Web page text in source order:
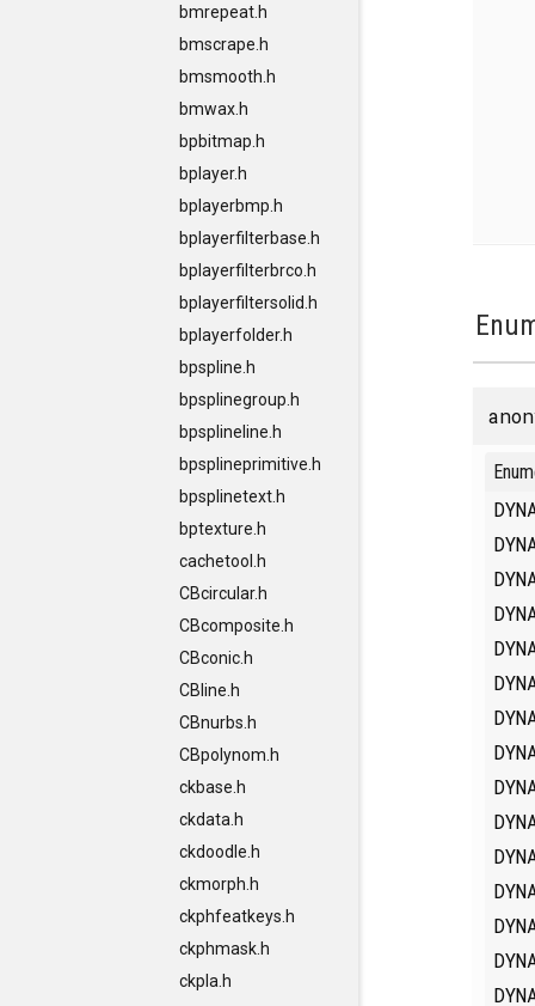
bmrepeat.h
bmscrape.h
bmsmooth.h
bmwax.h
bpbitmap.h
bplayer.h
bplayerbmp.h
bplayerfilterbase.h
bplayerfilterbrco.h
bplayerfiltersolid.h
bplayerfolder.h
bpspline.h
bpsplinegroup.h
bpsplineline.h
bpsplineprimitive.h
bpsplinetext.h
bptexture.h
cachetool.h
CBcircular.h
CBcomposite.h
CBconic.h
CBline.h
CBnurbs.h
CBpolynom.h
ckbase.h
ckdata.h
ckdoodle.h
ckmorph.h
ckphfeatkeys.h
ckphmask.h
ckpla.h